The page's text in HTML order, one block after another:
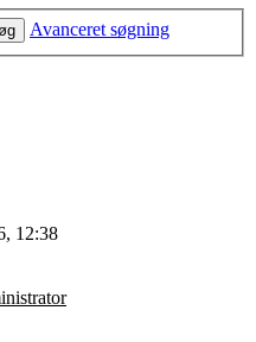
Avanceret søgning
12:38